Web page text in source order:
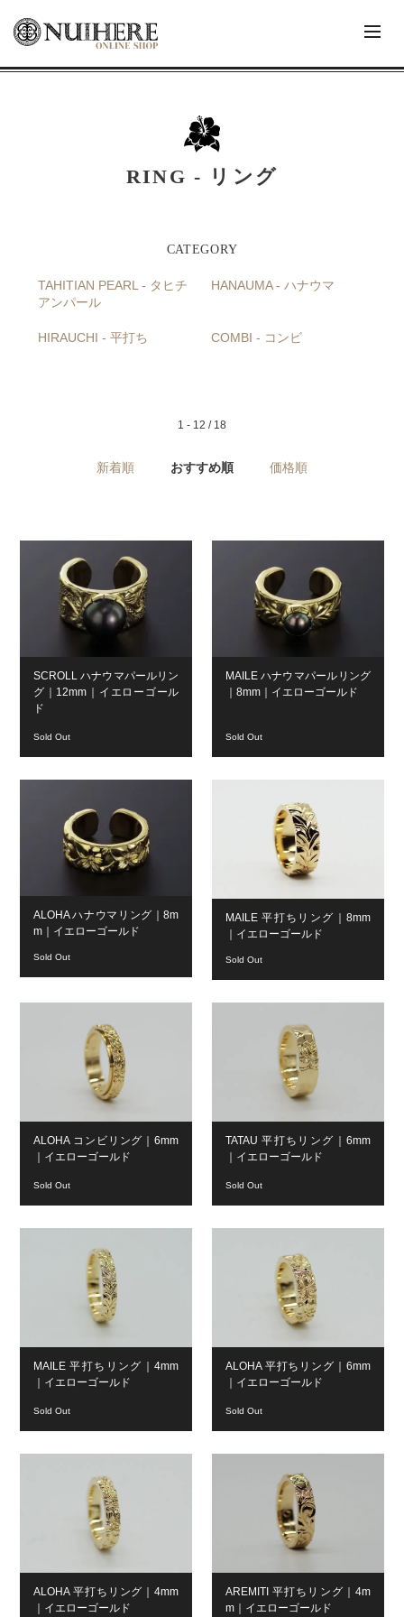
RING - リング
TAHITIAN PEARL - タヒチ
アンパール
HANAUMA - ハナウマ
HIRAUCHI - 平打ち COMBI - コンビ
1 - 12 / 18
新着順 おすすめ順 価格順
SCROLL ハナウマパールリン
グ｜12mm｜イエローゴール
ド
Sold Out
MAILE ハナウマパールリング
｜8mm｜イエローゴールド
Sold Out
ALOHA ハナウマリング｜8m
m｜イエローゴールド
Sold Out
MAILE 平打ちリング｜8mm
｜イエローゴールド
Sold Out
ALOHA コンビリング｜6mm
｜イエローゴールド
Sold Out
TATAU 平打ちリング｜6mm
｜イエローゴールド
Sold Out
MAILE 平打ちリング｜4mm
｜イエローゴールド
Sold Out
ALOHA 平打ちリング｜6mm
｜イエローゴールド
Sold Out
ALOHA 平打ちリング｜4mm
｜イエローゴールド
AREMITI 平打ちリング｜4m
m｜イエローゴールド